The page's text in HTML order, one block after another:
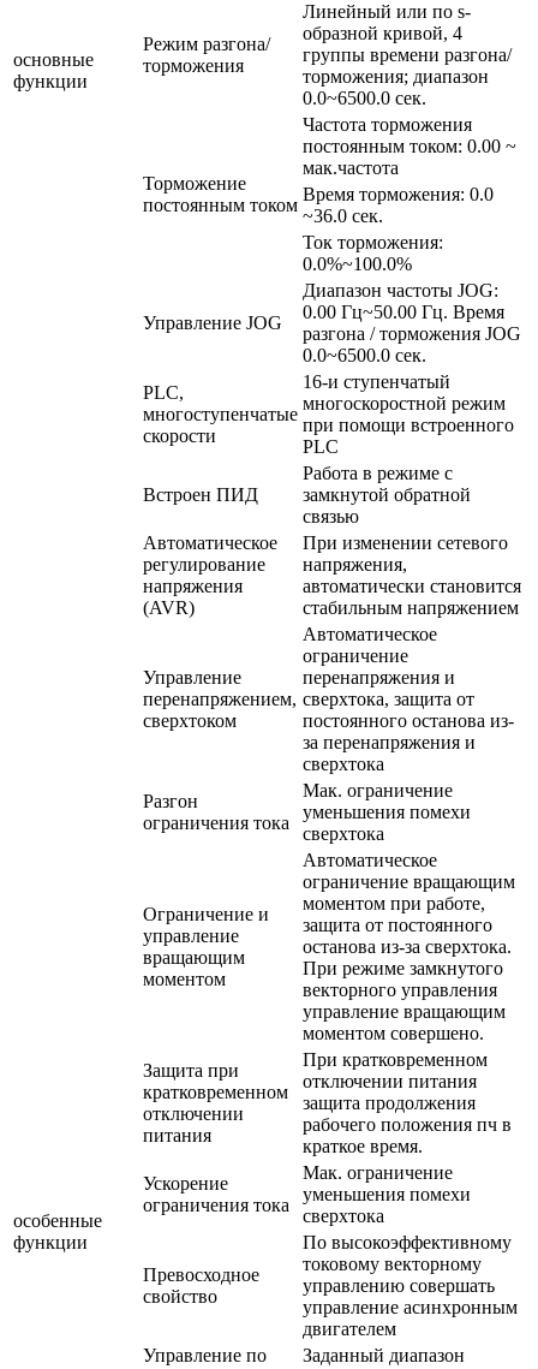
основные
функции
Режим разгона/
торможения
Линейный или по s-
образной кривой, 4
группы времени разгона/
торможения; диапазон
0.0~6500.0 сек.
Торможение
постоянным током
Частота торможения
постоянным током: 0.00 ~
мак.частота
Время торможения: 0.0
~36.0 сек.
Ток торможения:
0.0%~100.0%
Управление JOG
Диапазон частоты JOG:
0.00 Гц~50.00 Гц. Время
разгона / торможения JOG
0.0~6500.0 сек.
PLC,
многоступенчатые
скорости
16-и ступенчатый
многоскоростной режим
при помощи встроенного
PLC
Встроен ПИД
Работа в режиме с
замкнутой обратной
связью
Автоматическое
регулирование
напряжения
(AVR)
При изменении сетевого
напряжения,
автоматически становится
стабильным напряжением
Управление
перенапряжением,
сверхтоком
Автоматическое
ограничение
перенапряжения и
сверхтока, защита от
постоянного останова из-
за перенапряжения и
сверхтока
Разгон
ограничения тока
Мак. ограничение
уменьшения помехи
сверхтока
Ограничение и
управление
вращающим
моментом
Автоматическое
ограничение вращающим
моментом при работе,
защита от постоянного
останова из-за сверхтока.
При режиме замкнутого
векторного управления
управление вращающим
моментом совершено.
особенные
функции
Защита при
кратковременном
отключении
питания
При кратковременном
отключении питания
защита продолжения
рабочего положения пч в
краткое время.
Ускорение
ограничения тока
Мак. ограничение
уменьшения помехи
сверхтока
Превосходное
свойство
По высокоэффективному
токовому векторному
управлению совершать
управление асинхронным
двигателем
Управление по
Заданный диапазон